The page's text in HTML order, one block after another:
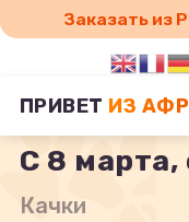
Заказать из
ПРИВЕТ ИЗ
С 8 марта,
С 8
Качки